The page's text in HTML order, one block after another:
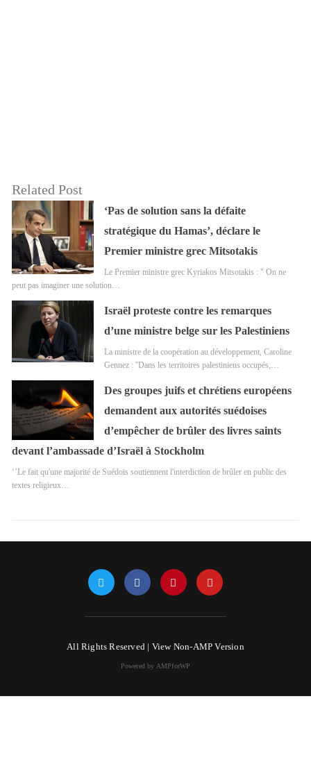
Related Post
‘Pas de solution sans la défaite
stratégique du Hamas’, déclare le
Premier ministre grec Mitsotakis
Le Premier ministre grec Kyriakos Mitsotakis : " On ne
peut pas imaginer une solution…
Israël proteste contre les remarques
d’une ministre belge sur les Palestiniens
La ministre de la coopération au développement, Caroline
Gennez : ''Dans les territoires palestiniens occupés,…
Des groupes juifs et chrétiens européens
demandent aux autorités suédoises
d’empêcher de brûler des livres saints
devant l’ambassade d’Israël à Stockholm
‘’Le fait qu'une majorité de Suédois soutiennent l'interdiction de brûler en public des
textes religieux…
All Rights Reserved | View Non-AMP Version
Powered by AMPforWP